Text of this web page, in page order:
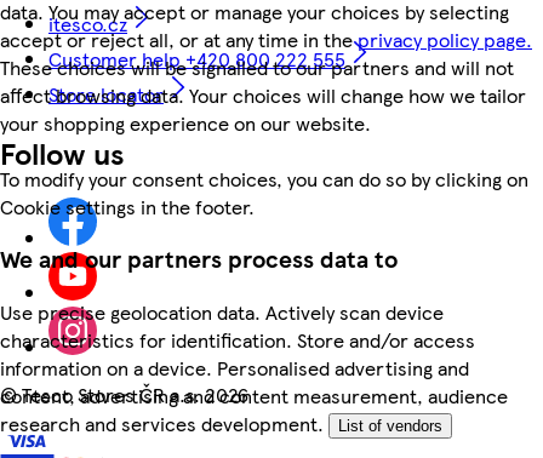
data. You may accept or manage your choices by selecting
accept or reject all, or at any time in theprivacy policy page.
These choices will be signalled to our partners and will not
affect browsing data. Your choices will change how we tailor
your shopping experience on our website.
To modify your consent choices, you can do so by clicking on
Cookie settings in the footer.
We and our partners process data to
Use precise geolocation data. Actively scan device
characteristics for identification. Store and/or access
information on a device. Personalised advertising and
content, advertising and content measurement, audience
research and services development.
List of vendors
itesco.cz
Customer help +420 800 222 555
Store locator
Follow us
©Tesco Stores ČR a.s. 2026